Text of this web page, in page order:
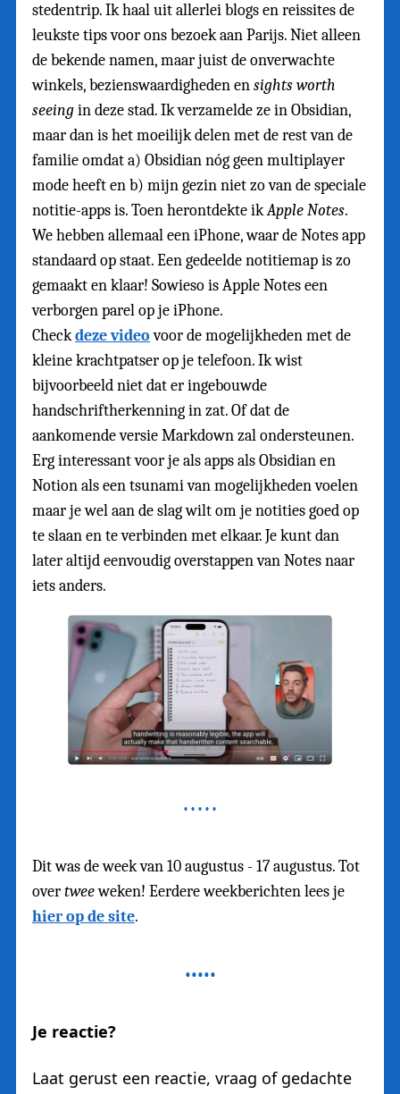
stedentrip. Ik haal uit allerlei blogs en reissites de
leukste tips voor ons bezoek aan Parijs. Niet alleen
de bekende namen, maar juist de onverwachte
winkels, bezienswaardigheden ensights worth
seeingin deze stad. Ik verzamelde ze in Obsidian,
maar dan is het moeilijk delen met de rest van de
familie omdat a) Obsidian nóg geen multiplayer
mode heeft en b) mijn gezin niet zo van de speciale
notitie-apps is. Toen herontdekte ikApple Notes.
We hebben allemaal een iPhone, waar de Notes app
standaard op staat. Een gedeelde notitiemap is zo
gemaakt en klaar! Sowieso is Apple Notes een
verborgen parel op je iPhone.
Checkdeze videovoor de mogelijkheden met de
kleine krachtpatser op je telefoon. Ik wist
bijvoorbeeld niet dat er ingebouwde
handschriftherkenning in zat. Of dat de
aankomende versie Markdown zal ondersteunen.
Erg interessant voor je als apps als Obsidian en
Notion als een tsunami van mogelijkheden voelen
maar je wel aan de slag wilt om je notities goed op
te slaan en te verbinden met elkaar. Je kunt dan
later altijd eenvoudig overstappen van Notes naar
iets anders.
Dit was de week van 10 augustus - 17 augustus. Tot
overtweeweken! Eerdere weekberichten lees je
hier op de site.
Je reactie?
Laat gerust een reactie, vraag of gedachte